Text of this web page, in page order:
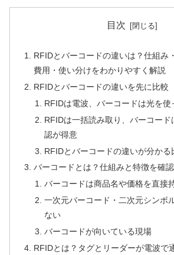
目次
RFIDとバーコードの違いは？仕組み
費用・使い分けをわかりやすく解説
RFIDとバーコードの違いを先に比較
RFIDは電波、バーコードは光を使
RFIDは一括読み取り、バーコード
認が得意
RFIDとバーコードの違いが分かる
バーコードとは？仕組みと特徴を確認
バーコードは商品名や価格を直接
一次元バーコード・二次元シンボ
ない
バーコードが向いている現場
RFIDとは？タグとリーダーが電波で